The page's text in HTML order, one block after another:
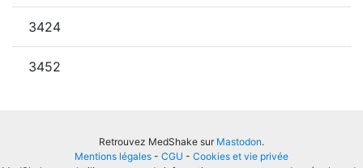
3424
3452
Retrouvez MedShake sur Mastodon.
Mentions légales - CGU - Cookies et vie privée